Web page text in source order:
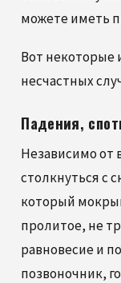
можете иметь
Вот некоторые
несчастных
Падения,
Независимо от
столкнуться с
который
пролитое, не
равновесие и
позвоночник,